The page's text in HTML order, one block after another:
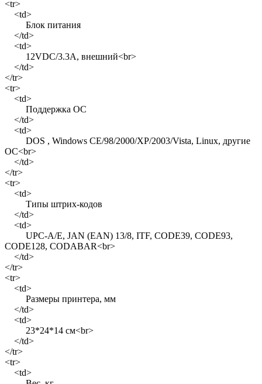
<tr>
<td>
Блок питания
</td>
<td>
12VDC/3.3A, внешний<br>
</td>
</tr>
<tr>
<td>
Поддержка ОС
</td>
<td>
DOS , Windows CE/98/2000/XP/2003/Vista, Linux, другие
ОС<br>
</td>
</tr>
<tr>
<td>
Типы штрих-кодов
</td>
<td>
UPC-A/E, JAN (EAN) 13/8, ITF, CODE39, CODE93,
CODE128, CODABAR<br>
</td>
</tr>
<tr>
<td>
Размеры принтера, мм
</td>
<td>
23*24*14 см<br>
</td>
</tr>
<tr>
<td>